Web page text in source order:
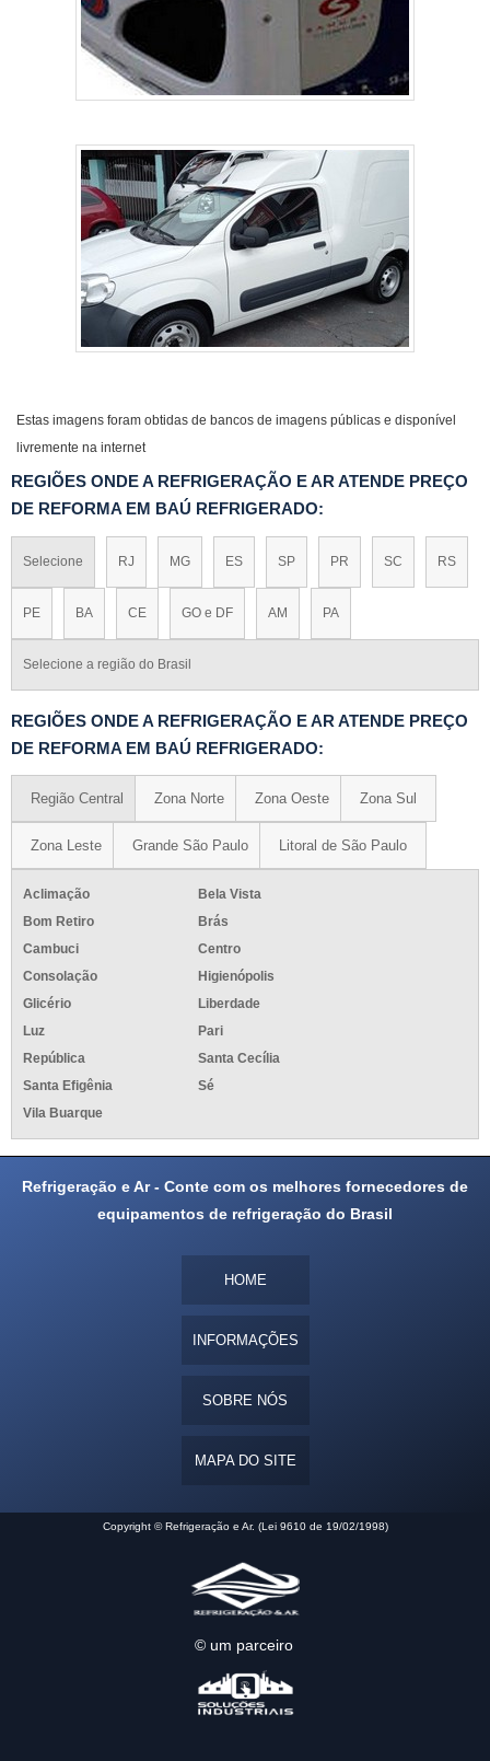
Estas imagens foram obtidas de bancos de imagens públicas e disponível
livremente na internet
REGIÕES ONDE A REFRIGERAÇÃO E AR ATENDE PREÇO
DE REFORMA EM BAÚ REFRIGERADO:
Selecione RJ MG ES SP PR SC RS
PE BA CE GO e DF AM PA
Selecione a região do Brasil
REGIÕES ONDE A REFRIGERAÇÃO E AR ATENDE PREÇO
DE REFORMA EM BAÚ REFRIGERADO:
Região Central Zona Norte Zona Oeste Zona Sul
Zona Leste Grande São Paulo Litoral de São Paulo
Aclimação
Bela Vista
Bom Retiro
Brás
Cambuci
Centro
Consolação
Higienópolis
Glicério
Liberdade
Luz
Pari
República
Santa Cecília
Santa Efigênia
Sé
Vila Buarque
Refrigeração e Ar - Conte com os melhores fornecedores de
equipamentos de refrigeração do Brasil
HOME
INFORMAÇÕES
SOBRE NÓS
MAPA DO SITE
Copyright © Refrigeração e Ar. (Lei 9610 de 19/02/1998)
© um parceiro